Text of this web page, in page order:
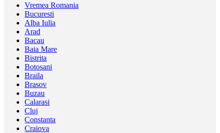
Vremea Romania
Bucuresti
Alba Iulia
Arad
Bacau
Baia Mare
Bistrita
Botosani
Braila
Brasov
Buzau
Calarasi
Cluj
Constanta
Craiova